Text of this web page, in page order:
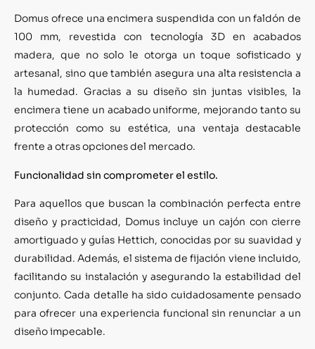
Domus ofrece una encimera suspendida con un faldón de
100 mm, revestida con tecnología 3D en acabados
madera, que no solo le otorga un toque sofisticado y
artesanal, sino que también asegura una alta resistencia a
la humedad. Gracias a su diseño sin juntas visibles, la
encimera tiene un acabado uniforme, mejorando tanto su
protección como su estética, una ventaja destacable
frente a otras opciones del mercado.
Funcionalidad sin comprometer el estilo.
Para aquellos que buscan la combinación perfecta entre
diseño y practicidad, Domus incluye un cajón con cierre
amortiguado y guías Hettich, conocidas por su suavidad y
durabilidad. Además, el sistema de fijación viene incluido,
facilitando su instalación y asegurando la estabilidad del
conjunto. Cada detalle ha sido cuidadosamente pensado
para ofrecer una experiencia funcional sin renunciar a un
diseño impecable.